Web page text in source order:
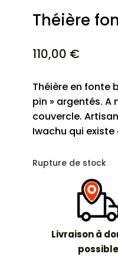
Théière
110,00 €
Théière en fonte
pin » argentés.
couvercle.
Iwachu qui existe
Rupture de stock
Livraison à
possible